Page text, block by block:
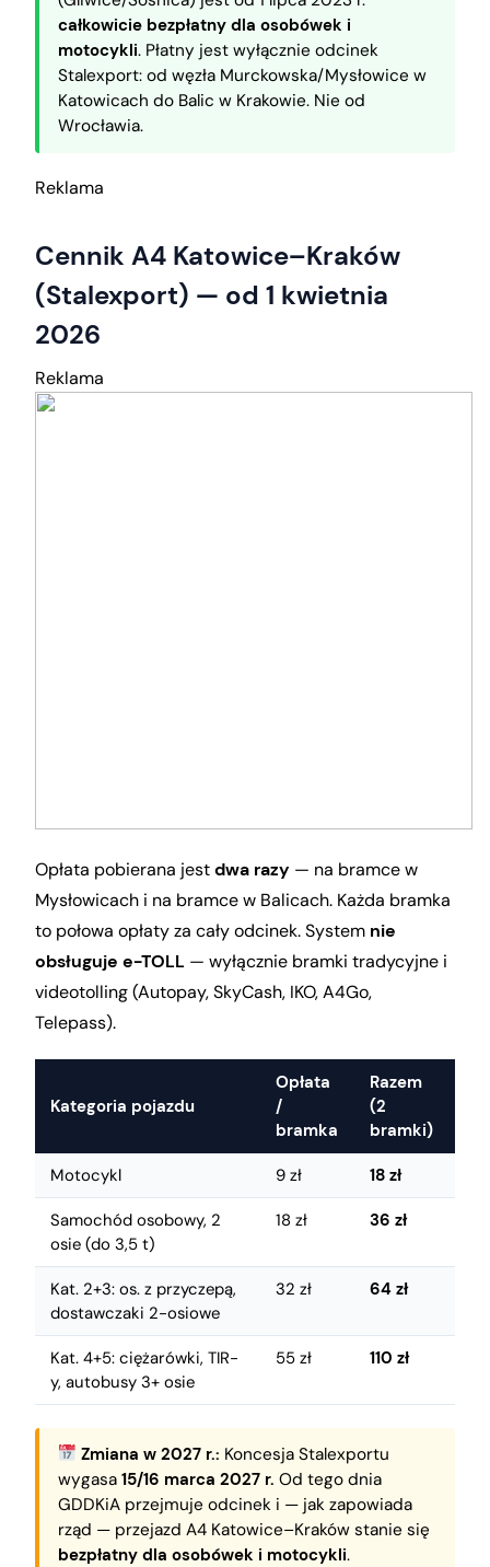
całkowicie bezpłatny dla osobówek i
motocykli. Płatny jest wyłącznie odcinek
Stalexport: od węzła Murckowska/Mysłowice w
Katowicach do Balic w Krakowie. Nie od
Wrocławia.
Reklama
Cennik A4 Katowice–Kraków
(Stalexport) — od 1 kwietnia
2026
Reklama
Opłata pobierana jestdwa razy — na bramce w
Mysłowicach i na bramce w Balicach. Każda bramka
to połowa opłaty za cały odcinek. System nie
obsługuje e-TOLL — wyłącznie bramki tradycyjne i
videotolling (Autopay, SkyCash, IKO, A4Go,
Telepass).
Kategoria pojazdu
Opłata
/
bramka
Razem
(2
bramki)
Motocykl 9 zł 18 zł
Samochód osobowy, 2
osie (do 3,5 t)
18 zł 36 zł
Kat. 2+3: os. z przyczepą,
dostawczaki 2-osiowe
32 zł 64 zł
Kat. 4+5: ciężarówki, TIR-
y, autobusy 3+ osie
55 zł 110 zł
Zmiana w 2027 r.: Koncesja Stalexportu
wygasa 15/16 marca 2027 r. Od tego dnia
GDDKiA przejmuje odcinek i — jak zapowiada
rząd — przejazd A4 Katowice–Kraków stanie się
bezpłatny dla osobówek i motocykli.